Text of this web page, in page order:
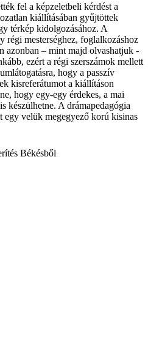
fel a képzeletbeli kérdést a
kiállításában gyűjtöttek
térkép kidolgozásához. A
régi mesterséghez, foglalkozáshoz
azonban – mint majd olvashatjuk -
ezért a régi szerszámok mellett
hogy a passzív
kisreferátumot a kiállításon
hogy egy-egy érdekes, a mai
készülhetne. A drámapedagógia
egy velük megegyező korú kisinas